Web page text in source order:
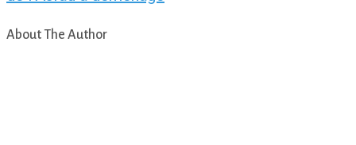
About The Author